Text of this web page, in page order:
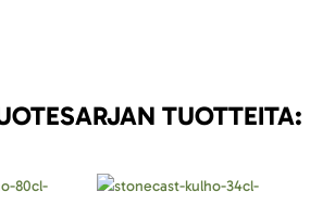
TUOTTEITA: